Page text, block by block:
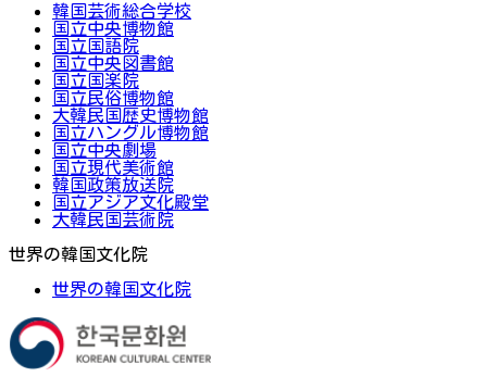
韓国芸術総合学校
国立中央博物館
国立国語院
国立中央図書館
国立国楽院
国立民俗博物館
大韓民国歴史博物館
国立ハングル博物館
国立中央劇場
国立現代美術館
韓国政策放送院
国立アジア文化殿堂
大韓民国芸術院
世界の韓国文化院
世界の韓国文化院